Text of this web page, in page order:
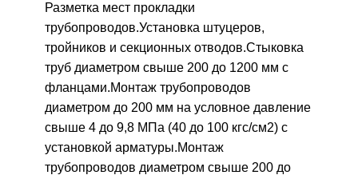
Разметка мест прокладки
трубопроводов.Установка штуцеров,
тройников и секционных отводов.Стыковка
труб диаметром свыше 200 до 1200 мм с
фланцами.Монтаж трубопроводов
диаметром до 200 мм на условное давление
свыше 4 до 9,8 МПа (40 до 100 кгс/см2) с
установкой арматуры.Монтаж
трубопроводов диаметром свыше 200 до